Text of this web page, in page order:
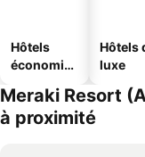
Hôtels
économiq
Hôtels
luxe
Meraki Resort
à proximité